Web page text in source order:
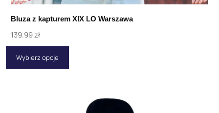
Bluza z kapturem XIX LO Warszawa
139.99zł
Wybierz opcje